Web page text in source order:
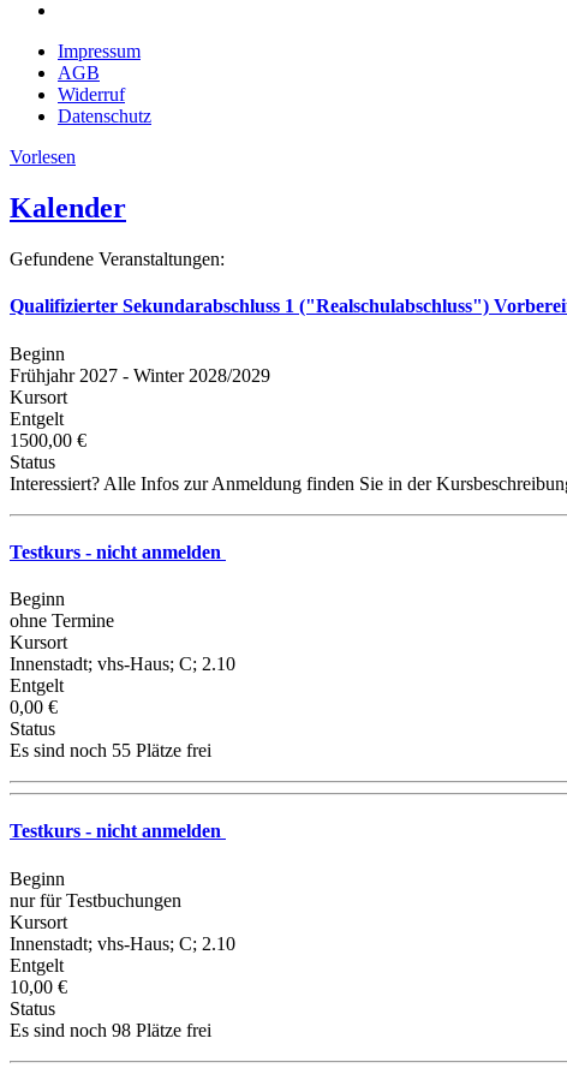
Impressum
AGB
Widerruf
Datenschutz
Vorlesen
Kalender
Gefundene Veranstaltungen:
Qualifizierter Sekundarabschluss 1 ("Realschulabschluss")
Beginn
Frühjahr 2027 - Winter 2028/2029
Kursort
Entgelt
1500,00 €
Status
Interessiert? Alle Infos zur Anmeldung finden Sie in der
Testkurs - nicht anmelden
Beginn
ohne Termine
Kursort
Innenstadt; vhs-Haus; C; 2.10
Entgelt
0,00 €
Status
Es sind noch 55 Plätze frei
Testkurs - nicht anmelden
Beginn
nur für Testbuchungen
Kursort
Innenstadt; vhs-Haus; C; 2.10
Entgelt
10,00 €
Status
Es sind noch 98 Plätze frei